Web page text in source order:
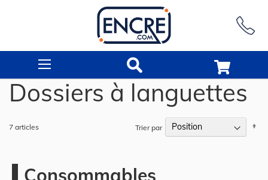
Dossiers à languettes
7 articles Trier par
Consommables